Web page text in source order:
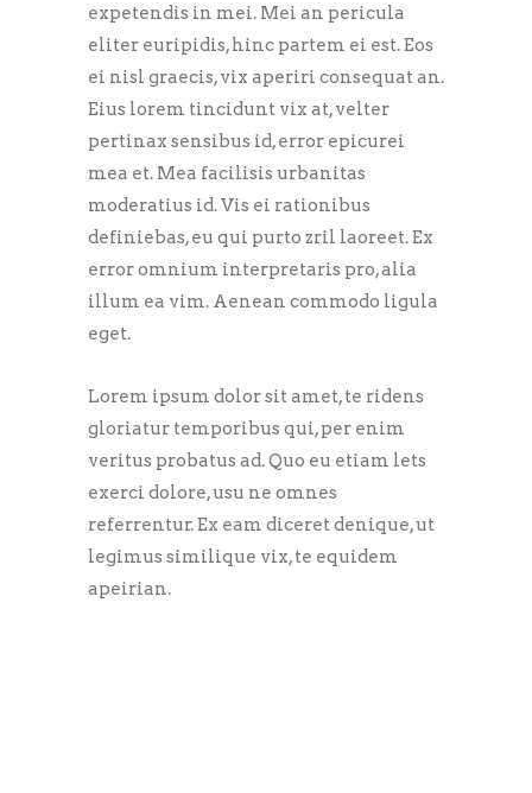
expetendis in mei. Mei an pericula
eliter euripidis, hinc partem ei est. Eos
ei nisl graecis, vix aperiri consequat an.
Eius lorem tincidunt vix at, velter
pertinax sensibus id, error epicurei
mea et. Mea facilisis urbanitas
moderatius id. Vis ei rationibus
definiebas, eu qui purto zril laoreet. Ex
error omnium interpretaris pro, alia
illum ea vim. Aenean commodo ligula
eget.
Lorem ipsum dolor sit amet, te ridens
gloriatur temporibus qui, per enim
veritus probatus ad. Quo eu etiam lets
exerci dolore, usu ne omnes
referrentur. Ex eam diceret denique, ut
legimus similique vix, te equidem
apeirian.